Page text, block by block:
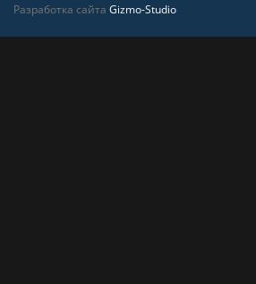
Разработка сайта Gizmo-Studio